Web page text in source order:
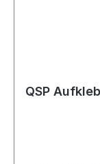
QSP